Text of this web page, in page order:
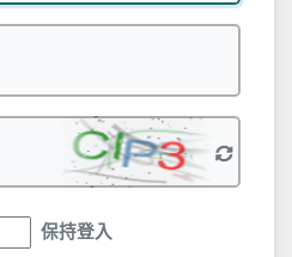
保持登入